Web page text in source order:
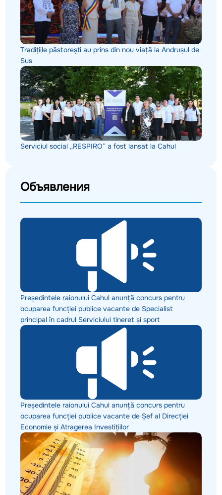
Tradițiile păstorești au prins din nou viață la Andrușul de
Sus
Serviciul social „RESPIRO” a fost lansat la Cahul
Объявления
Președintele raionului Cahul anunță concurs pentru
ocuparea funcției publice vacante de Specialist
principal în cadrul Serviciului tineret și sport
Președintele raionului Cahul anunță concurs pentru
ocuparea funcției publice vacante de Șef al Direcției
Economie și Atragerea Investițiilor